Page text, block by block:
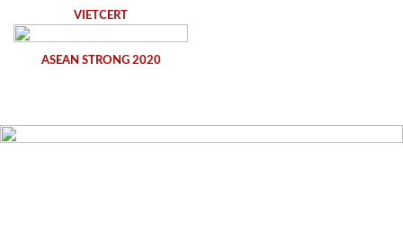
VIETCERT
ASEAN STRONG 2020